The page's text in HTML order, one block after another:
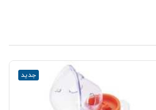
جدید